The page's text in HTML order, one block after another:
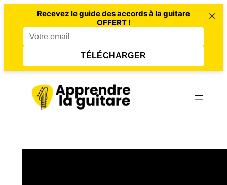
Recevez le guide des accords à la guitare
OFFERT !
TÉLÉCHARGER
×
contenu